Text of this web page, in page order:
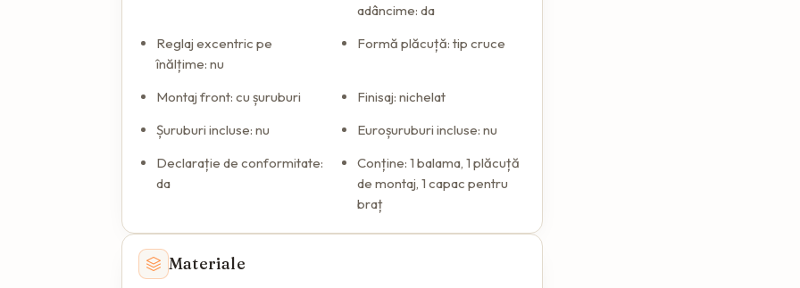
adâncime: da
Reglaj excentric pe
înălțime: nu
Formă plăcuță: tip cruce
Montaj front: cu șuruburi
Finisaj: nichelat
Șuruburi incluse: nu
Euroșuruburi incluse: nu
Declarație de conformitate:
da
Conține: 1 balama, 1 plăcuță
de montaj, 1 capac pentru
braț
Materiale